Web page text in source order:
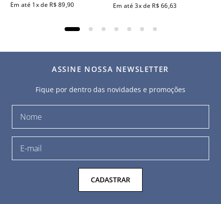
Em até 1x de R$ 89,90 Em até3x de R$ 66,63
ASSINE NOSSA NEWSLETTER
Fique por dentro das novidades e promoções
CADASTRAR